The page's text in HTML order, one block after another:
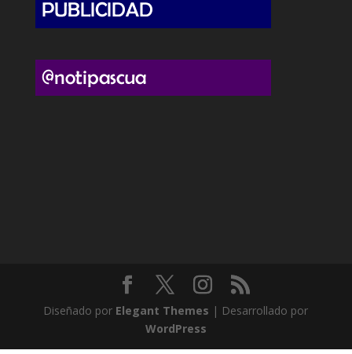
Diseñado por Elegant Themes | Desarrollado por
WordPress